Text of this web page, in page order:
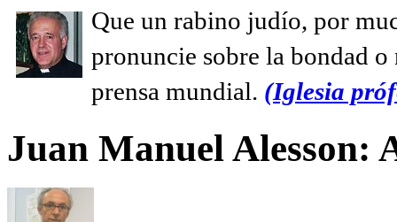
Que un rabino judío, por
pronuncie sobre la bondad
prensa mundial. (Iglesia
Juan Manuel Alesson: